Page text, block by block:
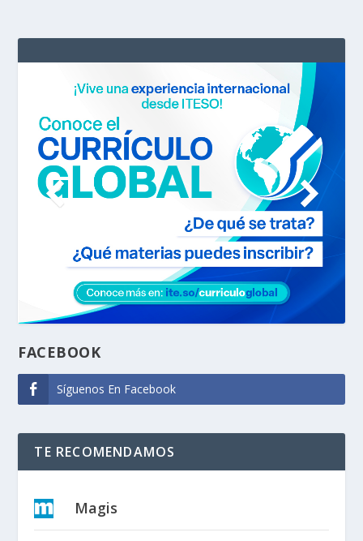
FACEBOOK
Síguenos En Facebook
TE RECOMENDAMOS
Magis